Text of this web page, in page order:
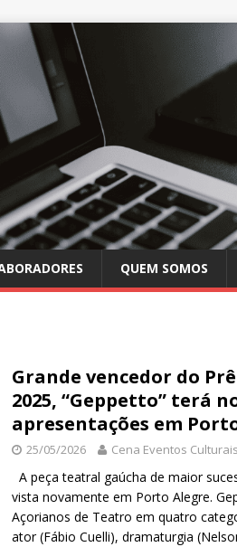
QUEM SOMOS
Grande vencedor do
2025, “Geppetto” terá
apresentações em
25/05/2026 Cena Eventos Culturais
A peça teatral gaúcha de maior
vista novamente em Porto Alegre.
Açorianos de Teatro em quatro
ator (Fábio Cuelli), dramaturgia